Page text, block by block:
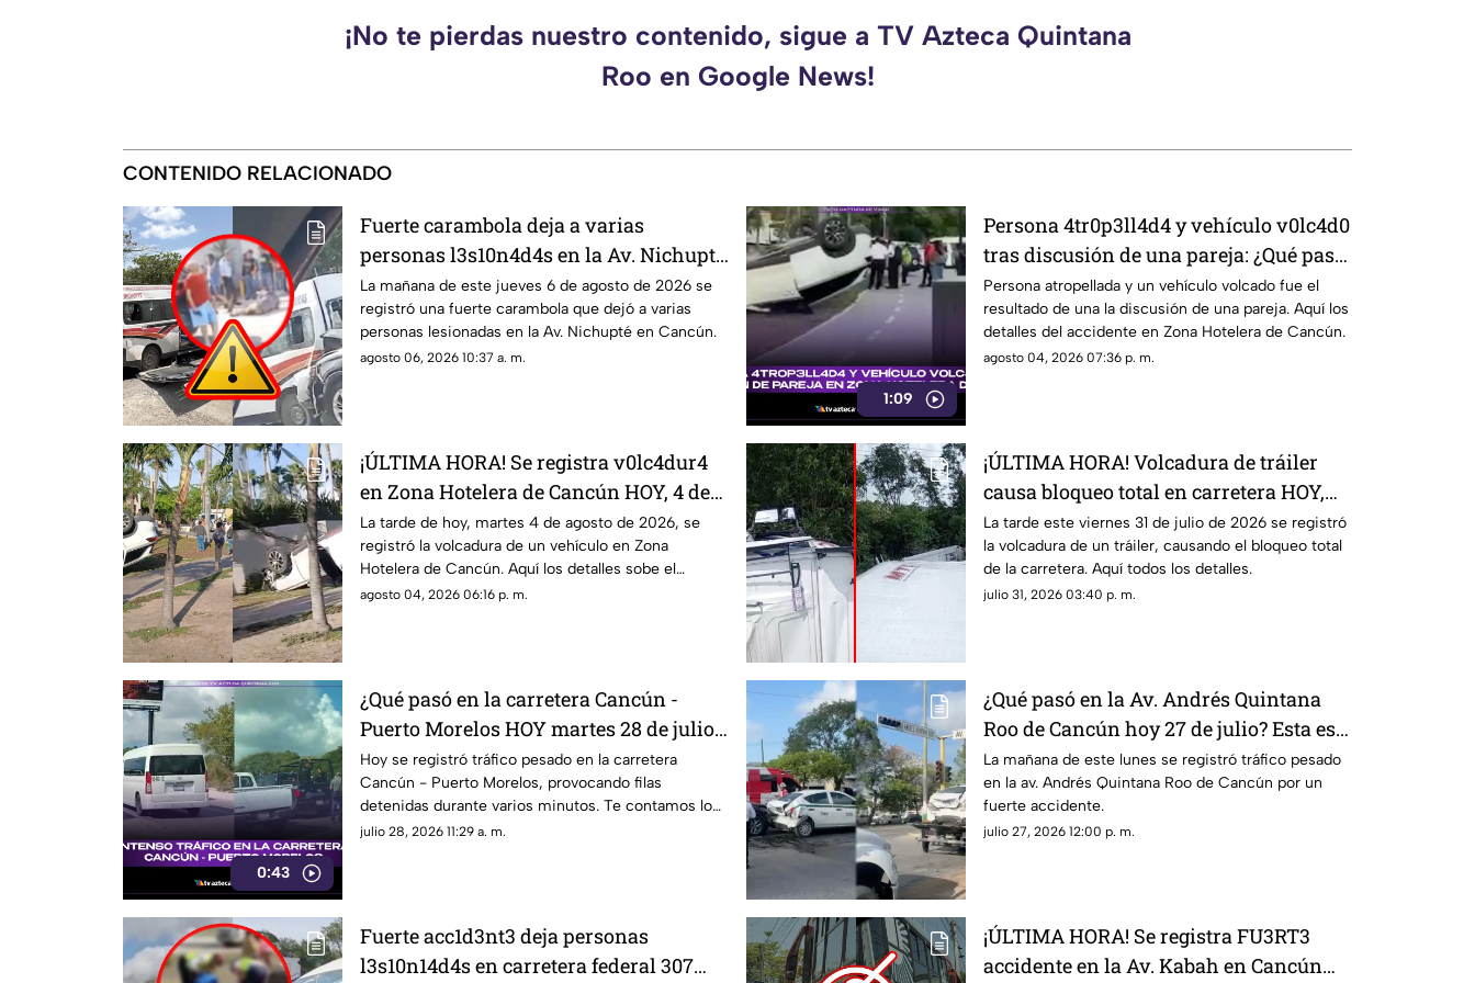
¡No te pierdas nuestro contenido, sigue a TV Azteca Quintana
Roo en Google News!
CONTENIDO RELACIONADO
Fuerte carambola deja a varias
personas l3s10n4d4s en la Av. Nichupté
de Cancún HOY, jueves 6 de agosto de
2026; se reporta tráfico pesado
La mañana de este jueves 6 de agosto de 2026 se
registró una fuerte carambola que dejó a varias
personas lesionadas en la Av. Nichupté en Cancún.
agosto 06, 2026 10:37 a. m.
1:09
Persona 4tr0p3ll4d4 y vehículo v0lc4d0
tras discusión de una pareja: ¿Qué pasó
en la Zona Hotelera de Cancún HOY, 4
de agosto de 2026?
Persona atropellada y un vehículo volcado fue el
resultado de una la discusión de una pareja. Aquí los
detalles del accidente en Zona Hotelera de Cancún.
agosto 04, 2026 07:36 p. m.
¡ÚLTIMA HORA! Se registra v0lc4dur4
en Zona Hotelera de Cancún HOY, 4 de
agosto de 2026; esto se sabe del
4cc1d3nt3 en Blvd. Kukulcán
La tarde de hoy, martes 4 de agosto de 2026, se
registró la volcadura de un vehículo en Zona
Hotelera de Cancún. Aquí los detalles sobe el
accidente.
agosto 04, 2026 06:16 p. m.
¡ÚLTIMA HORA! Volcadura de tráiler
causa bloqueo total en carretera HOY,
viernes 31 de julio de 2026; ¿dónde y a
qué altura ocurrió?
La tarde este viernes 31 de julio de 2026 se registró
la volcadura de un tráiler, causando el bloqueo total
de la carretera. Aquí todos los detalles.
julio 31, 2026 03:40 p. m.
0:43
¿Qué pasó en la carretera Cancún -
Puerto Morelos HOY martes 28 de julio?
Esto se sabe del tráfico
Hoy se registró tráfico pesado en la carretera
Cancún - Puerto Morelos, provocando filas
detenidas durante varios minutos. Te contamos lo
que originó la detención al flujo vehicular.
julio 28, 2026 11:29 a. m.
¿Qué pasó en la Av. Andrés Quintana
Roo de Cancún hoy 27 de julio? Esta es
la razón del tráfico hoy
La mañana de este lunes se registró tráfico pesado
en la av. Andrés Quintana Roo de Cancún por un
fuerte accidente.
julio 27, 2026 12:00 p. m.
Fuerte acc1d3nt3 deja personas
l3s10n14d4s en carretera federal 307
¡ÚLTIMA HORA! Se registra FU3RT3
accidente en la Av. Kabah en Cancún